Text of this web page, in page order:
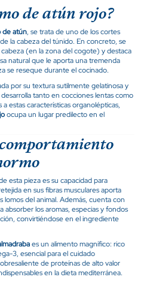
de atún rojo?
de atún, se trata de uno de los cortes
la cabeza del túnido. En concreto, se
(en la zona del cogote) y destaca
natural que le aporta una tremenda
se reseque durante el cocinado.
por su textura sutilmente gelatinosa y
tanto en cocciones lentas como
estas características organolépticas,
ocupa un lugar predilecto en el
esta pieza es su capacidad para
en sus fibras musculares aporta
lomos del animal. Además, cuenta con
absorber los aromas, especias y fondos
convirtiéndose en el ingrediente
es un alimento magnífico: rico
3, esencial para el cuidado
de proteínas de alto valor
en la dieta mediterránea.